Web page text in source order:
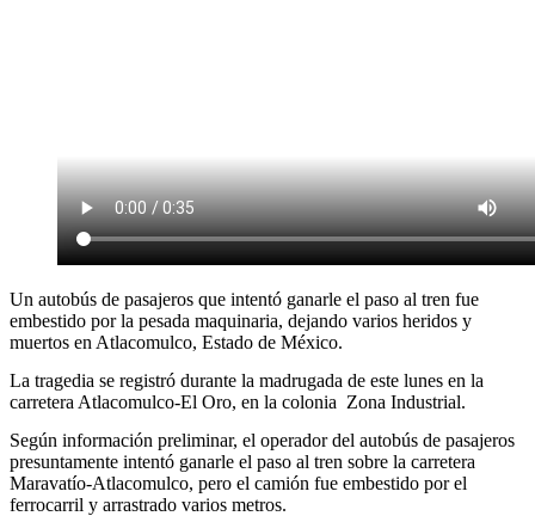
Un autobús de pasajeros que intentó ganarle el paso al tren fue
embestido por la pesada maquinaria, dejando varios heridos y
muertos en Atlacomulco, Estado de México.
La tragedia se registró durante la madrugada de este lunes en la
carretera Atlacomulco-El Oro, en la colonia Zona Industrial.
Según información preliminar, el operador del autobús de pasajeros
presuntamente intentó ganarle el paso al tren sobre la carretera
Maravatío-Atlacomulco, pero el camión fue embestido por el
ferrocarril y arrastrado varios metros.